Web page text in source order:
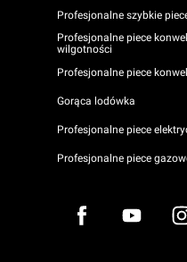
Profesjonalne szybkie
Profesjonalne piece
wilgotności
Profesjonalne piece
Gorąca lodówka
Profesjonalne piece
Profesjonalne piece